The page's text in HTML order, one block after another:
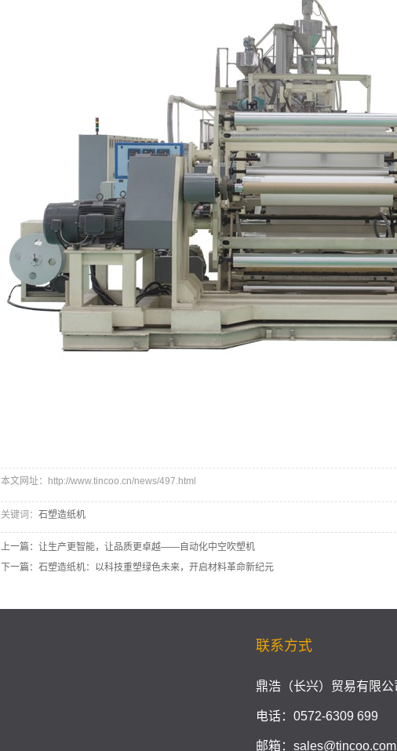
本文网址：http://www.tincoo.cn/news/497.html
关键词： 石塑造纸机
上一篇： 让生产更智能，让品质更卓越——自动化中空吹塑机
下一篇： 石塑造纸机：以科技重塑绿色未来，开启材料革命新纪元
联系方式
鼎浩（长兴）贸易有限公
电话：0572-6309 699
邮箱：sales@tincoo.com